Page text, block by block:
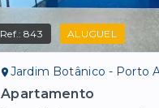
Ref.:843 ALUGUEL
Jardim Botânico - Porto
Apartamento